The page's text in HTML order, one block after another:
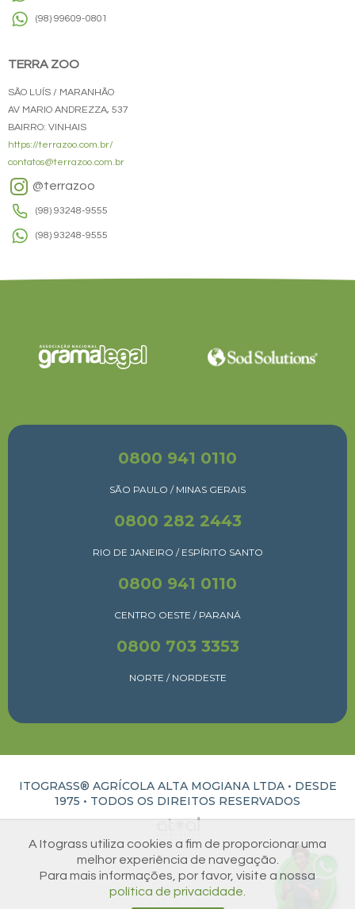
(98) 99609-0801
TERRA ZOO
SÃO LUÍS / MARANHÃO
AV MARIO ANDREZZA, 537
BAIRRO: VINHAIS
https://terrazoo.com.br/
contatos@terrazoo.com.br
@terrazoo
(98) 93248-9555
(98) 93248-9555
0800 941 0110
SÃO PAULO / MINAS GERAIS
0800 282 2443
RIO DE JANEIRO / ESPÍRITO SANTO
0800 941 0110
CENTRO OESTE / PARANÁ
0800 703 3353
NORTE / NORDESTE
ITOGRASS® AGRÍCOLA ALTA MOGIANA LTDA • DESDE
1975 • TODOS OS DIREITOS RESERVADOS
A Itograss utiliza cookies a fim de proporcionar uma
melhor experiência de navegação.
Para mais informações, por favor, visite a nossa
política de privacidade.